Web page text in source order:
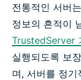
전통적인 서버
정보의 흔적이
TrustedServer
실행되도록 보
며, 서버를 정